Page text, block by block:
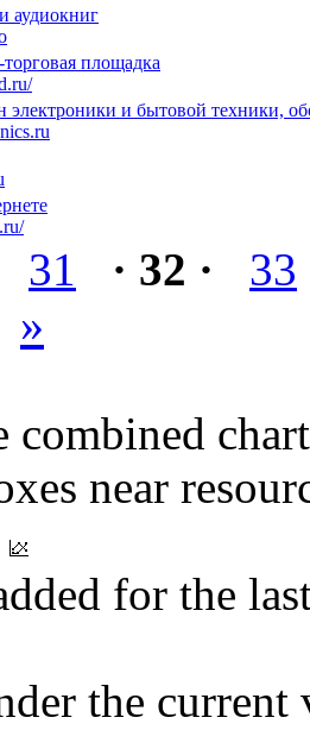
аудиокниг
площадка
электроники и бытовой техники,
31 · 32 ·
33
»
combined
near
for the
the